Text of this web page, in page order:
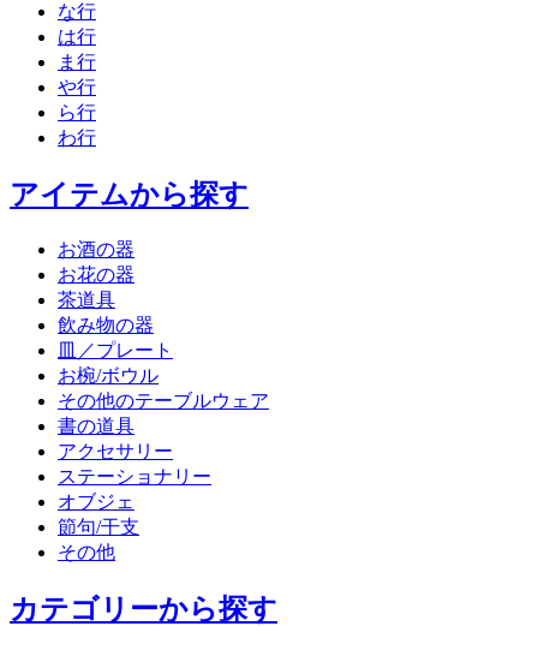
な行
は行
ま行
や行
ら行
わ行
アイテムから探す
お酒の器
お花の器
茶道具
飲み物の器
皿／プレート
お椀/ボウル
その他のテーブルウェア
書の道具
アクセサリー
ステーショナリー
オブジェ
節句/干支
その他
カテゴリーから探す